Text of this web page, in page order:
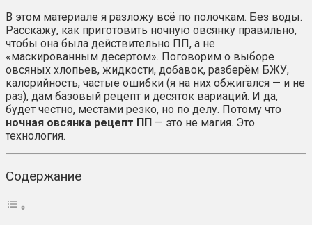
В этом материале я разложу всё по полочкам. Без воды.
Расскажу, как приготовить ночную овсянку правильно,
чтобы она была действительно ПП, а не
«маскированным десертом». Поговорим о выборе
овсяных хлопьев, жидкости, добавок, разберём БЖУ,
калорийность, частые ошибки (я на них обжигался — и не
раз), дам базовый рецепт и десяток вариаций. И да,
будет честно, местами резко, но по делу. Потому что
ночная овсянка рецепт ПП — это не магия. Это
технология.
Содержание